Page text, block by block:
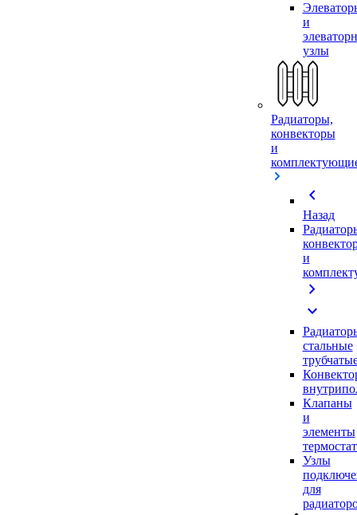
и
узлы
Радиаторы,
конвекторы
и
chevron_left
Назад
и
chevron_right
expand_more
стальные
Клапаны
и
элементы
Узлы
для